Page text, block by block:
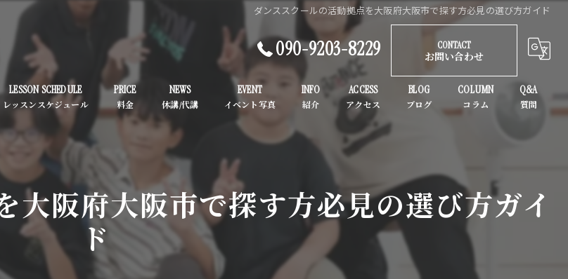
ダンススクールの活動拠点を大阪府大阪市で探す方必見の選び方ガイド
090-9203-8229
CONTACT
お問い合わせ
LESSON SCHEDULE PRICE NEWS EVENT INFO
ガールズヒップホップ
子供
初心者
ACCESS BLOG COLUMN Q&A
大阪府大阪市で探す方必見の選び方ガイ
ド